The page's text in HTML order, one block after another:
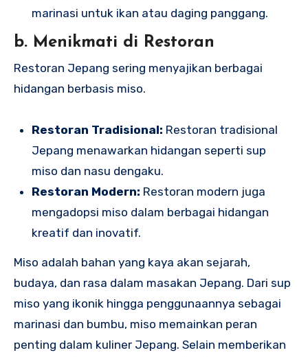
marinasi untuk ikan atau daging panggang.
b. Menikmati di Restoran
Restoran Jepang sering menyajikan berbagai
hidangan berbasis miso.
Restoran Tradisional: Restoran tradisional
Jepang menawarkan hidangan seperti sup
miso dan nasu dengaku.
Restoran Modern: Restoran modern juga
mengadopsi miso dalam berbagai hidangan
kreatif dan inovatif.
Miso adalah bahan yang kaya akan sejarah,
budaya, dan rasa dalam masakan Jepang. Dari sup
miso yang ikonik hingga penggunaannya sebagai
marinasi dan bumbu, miso memainkan peran
penting dalam kuliner Jepang. Selain memberikan